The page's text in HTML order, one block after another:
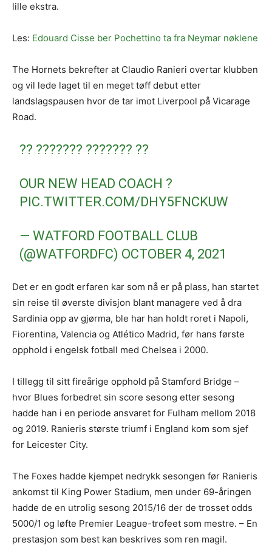
lille ekstra.
Les: Edouard Cisse ber Pochettino ta fra Neymar nøklene
The Hornets bekrefter at Claudio Ranieri overtar klubben
og vil lede laget til en meget tøff debut etter
landslagspausen hvor de tar imot Liverpool på Vicarage
Road.
?? ??????? ??????? ??
OUR NEW HEAD COACH ?
PIC.TWITTER.COM/DHY5FNCKUW
— WATFORD FOOTBALL CLUB
(@WATFORDFC) OCTOBER 4, 2021
Det er en godt erfaren kar som nå er på plass, han startet
sin reise til øverste divisjon blant managere ved å dra
Sardinia opp av gjørma, ble har han holdt roret i Napoli,
Fiorentina, Valencia og Atlético Madrid, før hans første
opphold i engelsk fotball med Chelsea i 2000.
I tillegg til sitt fireårige opphold på Stamford Bridge –
hvor Blues forbedret sin score sesong etter sesong
hadde han i en periode ansvaret for Fulham mellom 2018
og 2019. Ranieris største triumf i England kom som sjef
for Leicester City.
The Foxes hadde kjempet nedrykk sesongen før Ranieris
ankomst til King Power Stadium, men under 69-åringen
hadde de en utrolig sesong 2015/16 der de trosset odds
5000/1 og løfte Premier League-trofeet som mestre. – En
prestasjon som best kan beskrives som ren magi!.